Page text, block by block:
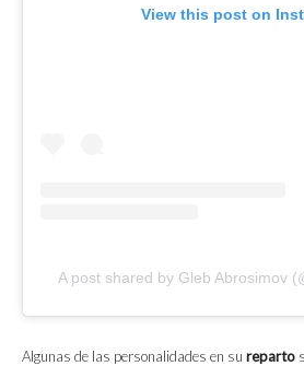
View this post on
A post shared by Gleb Abrosimov
Algunas de las personalidades en su reparto